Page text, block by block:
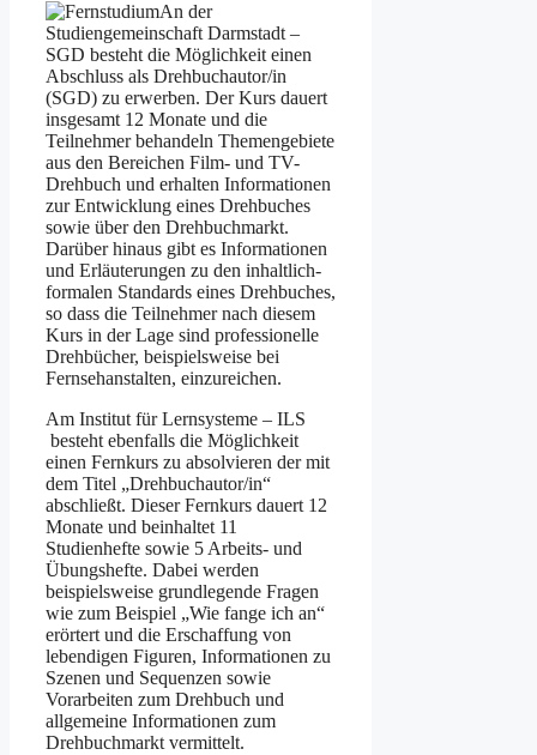
An der
Studiengemeinschaft Darmstadt –
SGD besteht die Möglichkeit einen
Abschluss als Drehbuchautor/in
(SGD) zu erwerben. Der Kurs dauert
insgesamt 12 Monate und die
Teilnehmer behandeln Themengebiete
aus den Bereichen Film- und TV-
Drehbuch und erhalten Informationen
zur Entwicklung eines Drehbuches
sowie über den Drehbuchmarkt.
Darüber hinaus gibt es Informationen
und Erläuterungen zu den inhaltlich-
formalen Standards eines Drehbuches,
so dass die Teilnehmer nach diesem
Kurs in der Lage sind professionelle
Drehbücher, beispielsweise bei
Fernsehanstalten, einzureichen.
Am Institut für Lernsysteme – ILS
besteht ebenfalls die Möglichkeit
einen Fernkurs zu absolvieren der mit
dem Titel „Drehbuchautor/in“
abschließt. Dieser Fernkurs dauert 12
Monate und beinhaltet 11
Studienhefte sowie 5 Arbeits- und
Übungshefte. Dabei werden
beispielsweise grundlegende Fragen
wie zum Beispiel „Wie fange ich an“
erörtert und die Erschaffung von
lebendigen Figuren, Informationen zu
Szenen und Sequenzen sowie
Vorarbeiten zum Drehbuch und
allgemeine Informationen zum
Drehbuchmarkt vermittelt.